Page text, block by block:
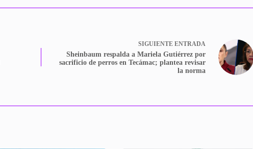
SIGUIENTE ENTRADA
Sheinbaum respalda a Mariela Gutiérrez por
sacrificio de perros en Tecámac; plantea revisar
la norma